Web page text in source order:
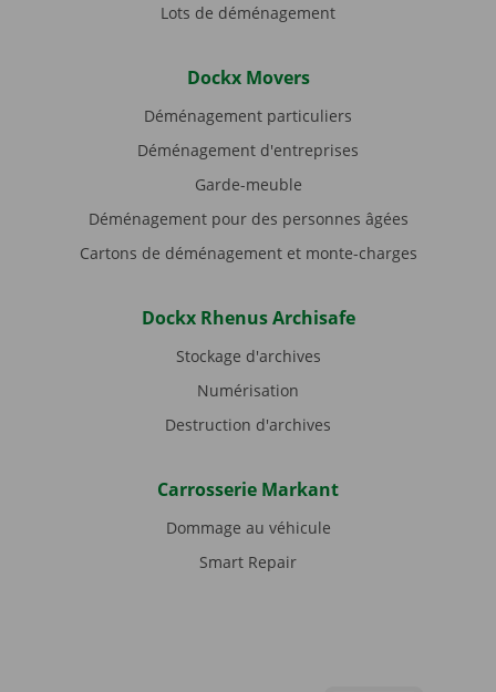
Lots de déménagement
Dockx Movers
Déménagement particuliers
Déménagement d'entreprises
Garde-meuble
Déménagement pour des personnes âgées
Cartons de déménagement et monte-charges
Dockx Rhenus Archisafe
Stockage d'archives
Numérisation
Destruction d'archives
Carrosserie Markant
Dommage au véhicule
Smart Repair